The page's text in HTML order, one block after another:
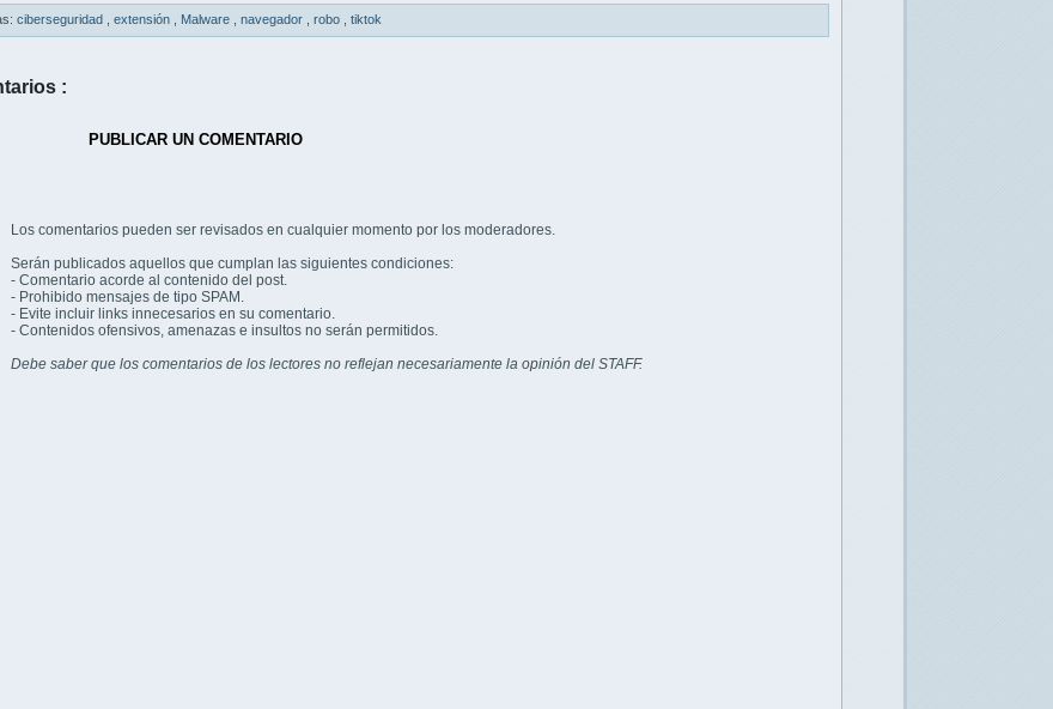
ciberseguridad extensión Malware navegador robo tiktok
:
PUBLICAR UN COMENTARIO
Los comentarios pueden ser revisados en cualquier momento por los moderadores.
Serán publicados aquellos que cumplan las siguientes condiciones:
- Comentario acorde al contenido del post.
- Prohibido mensajes de tipo SPAM.
- Evite incluir links innecesarios en su comentario.
- Contenidos ofensivos, amenazas e insultos no serán permitidos.
Debe saber que los comentarios de los lectores no reflejan necesariamente la opinión del STAFF.